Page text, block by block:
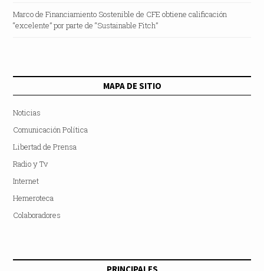
Marco de Financiamiento Sostenible de CFE obtiene calificación
“excelente” por parte de “Sustainable Fitch”
MAPA DE SITIO
Noticias
Comunicación Política
Libertad de Prensa
Radio y Tv
Internet
Hemeroteca
Colaboradores